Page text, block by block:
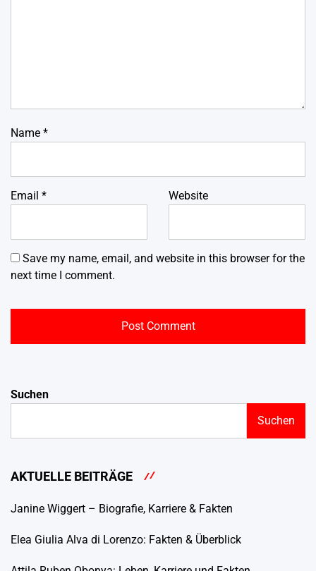
Name *
Email * Website
Save my name, email, and website in this browser for the
next time I comment.
Suchen
Suchen
AKTUELLE BEITRÄGE
Janine Wiggert – Biografie, Karriere & Fakten
Elea Giulia Alva di Lorenzo: Fakten & Überblick